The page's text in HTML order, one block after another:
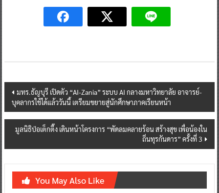
navigation
บุคลากรใช้ได้แล้ววันนี้ เตรียมขยายสู่นักศึกษาภาคเรียนหน้า
มูลนิธิป่อเต็กตึ๊ง เดินหน้าโครงการ “พัดลมคลายร้อน สร้างสุข เพื่อน้องใน
ถิ่นทุรกันดาร” ครั้งที่ 3